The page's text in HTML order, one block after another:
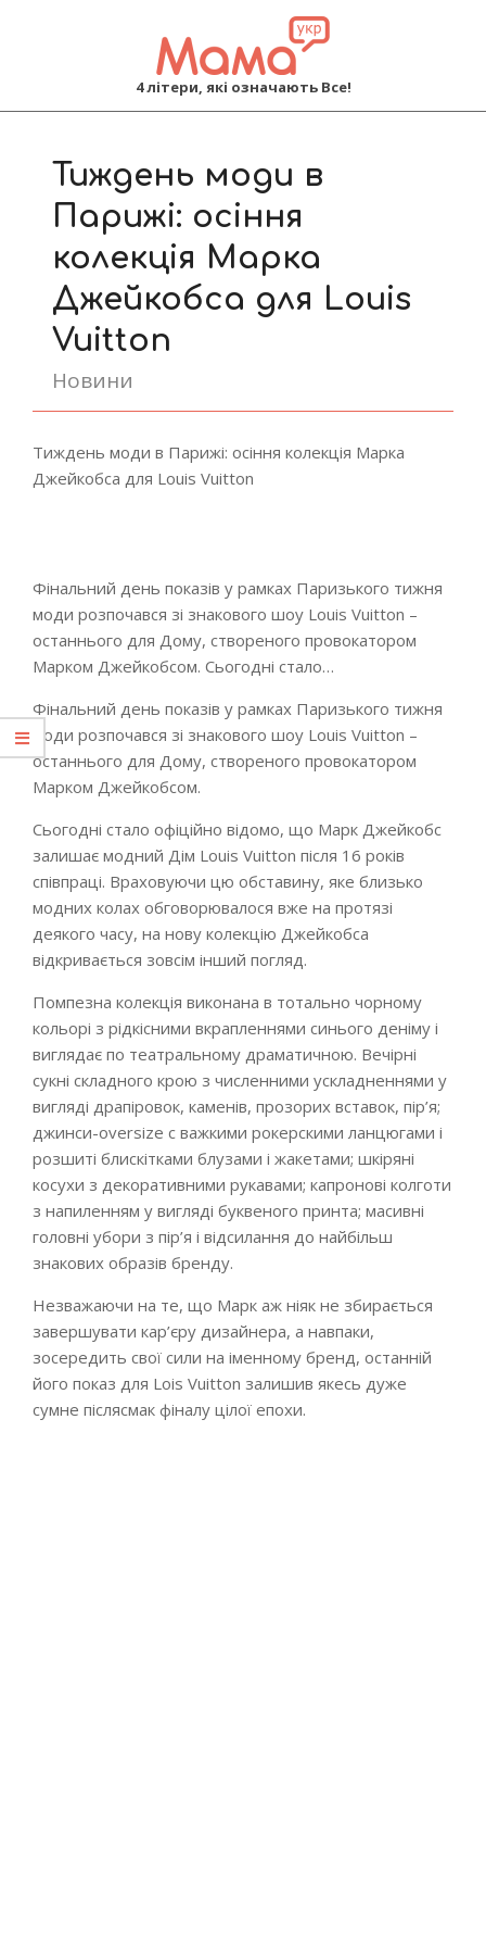
4 літери, які означають Все!
Тиждень моди в
Парижі: осіння
колекція Марка
Джейкобса для Louis
Vuitton
Новини
Тиждень моди в Парижі: осіння колекція Марка
Джейкобса для Louis Vuitton
Фінальний день показів у рамках Паризького тижня
моди розпочався зі знакового шоу Louis Vuitton –
останнього для Дому, створеного провокатором
Марком Джейкобсом. Сьогодні стало…
Фінальний день показів у рамках Паризького тижня
моди розпочався зі знакового шоу Louis Vuitton –
останнього для Дому, створеного провокатором
Марком Джейкобсом.
Сьогодні стало офіційно відомо, що Марк Джейкобс
залишає модний Дім Louis Vuitton після 16 років
співпраці. Враховуючи цю обставину, яке близько
модних колах обговорювалося вже на протязі
деякого часу, на нову колекцію Джейкобса
відкривається зовсім інший погляд.
Помпезна колекція виконана в тотально чорному
кольорі з рідкісними вкрапленнями синього деніму і
виглядає по театральному драматичною. Вечірні
сукні складного крою з численними ускладненнями у
вигляді драпіровок, каменів, прозорих вставок, пір’я;
джинси-oversize c важкими рокерскими ланцюгами і
розшиті блискітками блузами і жакетами; шкіряні
косухи з декоративними рукавами; капронові колготи
з напиленням у вигляді буквеного принта; масивні
головні убори з пір’я і відсилання до найбільш
знакових образів бренду.
Незважаючи на те, що Марк аж ніяк не збирається
завершувати кар’єру дизайнера, а навпаки,
зосередить свої сили на іменному бренд, останній
його показ для Lois Vuitton залишив якесь дуже
сумне післясмак фіналу цілої епохи.